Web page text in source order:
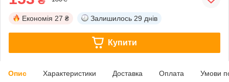
Економія 27 ₴ Залишилось 29 днів
Купити
Опис Характеристики Доставка Оплата Умови